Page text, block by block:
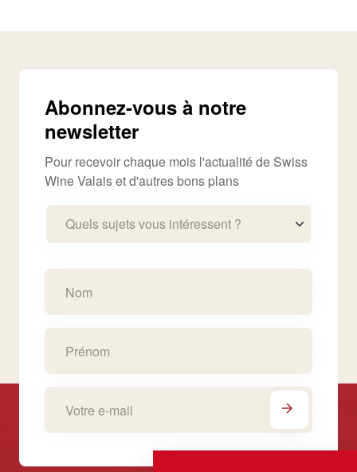
Abonnez-vous à notre
newsletter
Pour recevoir chaque mois l'actualité de Swiss
Wine Valais et d'autres bons plans
Quels sujets vous intéressent ?